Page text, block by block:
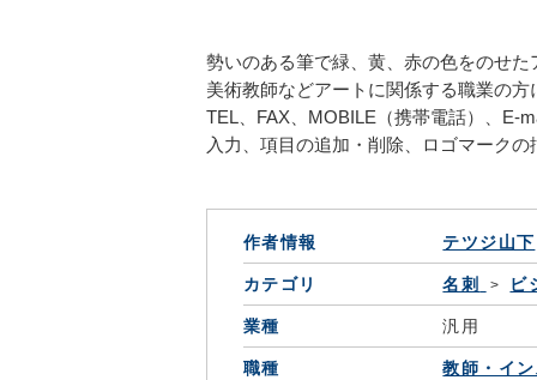
勢いのある筆で緑、黄、赤の色をのせ
美術教師などアートに関係する職業の
TEL、FAX、MOBILE（携帯電話）、E-
入力、項目の追加・削除、ロゴマーク
作者情報 テツジ山下
カテゴリ 名刺 ビ
業種 汎用
職種 教師・イ